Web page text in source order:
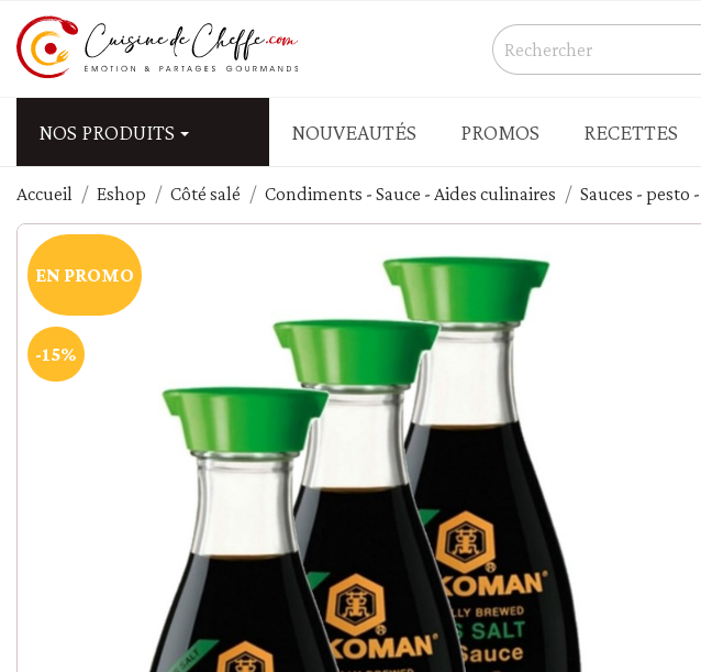
NOS PRODUITS
APÉRITIFS - FRUITS SECS
Fruits secs salés - graines salés
Olives
Tapas - mezzé - antipasti
Tartinables salés - Tapenades - houmous
PÂTES - RIZ - CÉRÉALES - LÉGUMES SECS
Blé - couscous
Céréales et mélanges - graines
Légumes secs
Pâtes
Riz
NOUVEAUTÉS PROMOS RECETTES
Accueil Eshop Côté salé Condiments - Sauce - Aides culinaires Sauces - pesto
EN PROMO
-15%